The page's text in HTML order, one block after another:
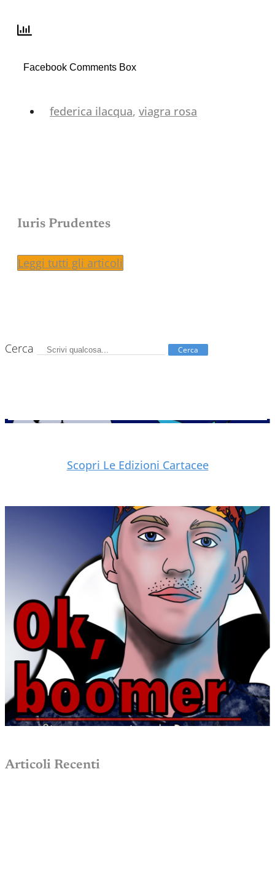
Facebook Comments Box
federica ilacqua, viagra rosa
Iuris Prudentes
Leggi tutti gli articoli
Cerca Cerca
Scopri Le Edizioni Cartacee
Articoli Recenti